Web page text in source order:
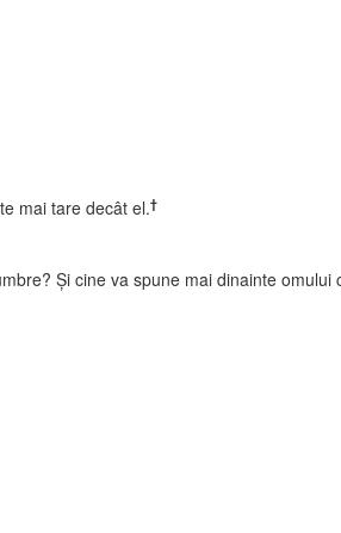
mai tare decât el.†
Şi cine va spune mai dinainte omului